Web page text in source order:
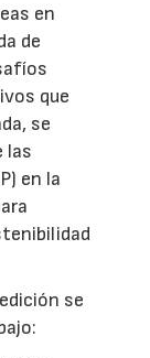
en
de
que
se
las
en la
se